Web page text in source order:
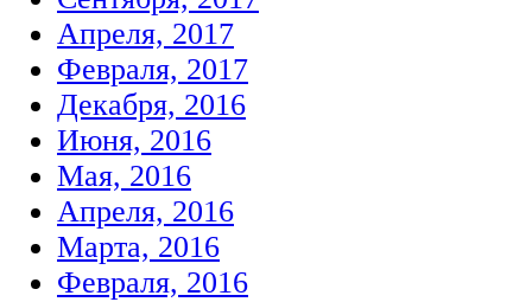
Апреля, 2017
Февраля, 2017
Декабря, 2016
Июня, 2016
Мая, 2016
Апреля, 2016
Марта, 2016
Февраля, 2016